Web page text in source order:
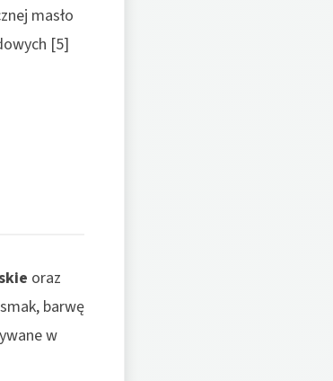
masło
[5]
oraz
barwę
w